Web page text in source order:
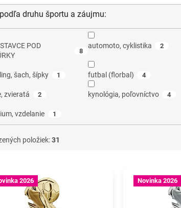
druhu športu a záujmu:
POD
8
automoto, cyklistika 2
šach, šípky 1 futbal (florbal) 4
zvieratá 2 kynológia, poľovníctvo 4
vzdelanie 1
položiek:31
2026 Novinka 2026